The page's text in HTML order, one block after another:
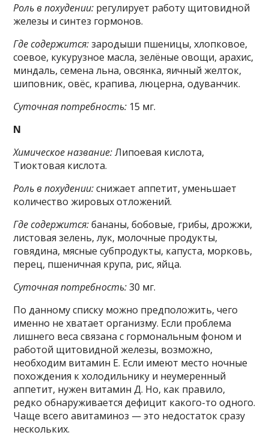
Роль в похудении: регулирует работу щитовидной
железы и синтез гормонов.
Где содержится:зародыши пшеницы, хлопковое,
соевое, кукурузное масла, зелёные овощи, арахис,
миндаль, семена льна, овсянка, яичный желток,
шиповник, овёс, крапива, люцерна, одуванчик.
Суточная потребность: 15 мг.
N
Химическое название:Липоевая кислота,
Тиоктовая кислота.
Роль в похудении:снижает аппетит, уменьшает
количество жировых отложений.
Где содержится:бананы, бобовые, грибы, дрожжи,
листовая зелень, лук, молочные продукты,
говядина, мясные субпродукты, капуста, морковь,
перец, пшеничная крупа, рис, яйца.
Суточная потребность:30 мг.
По данному списку можно предположить, чего
именно не хватает организму. Если проблема
лишнего веса связана с гормональным фоном и
работой щитовидной железы, возможно,
необходим витамин Е. Если имеют место ночные
похождения к холодильнику и неумеренный
аппетит, нужен витамин Д. Но, как правило,
редко обнаруживается дефицит какого-то одного.
Чаще всего авитаминоз — это недостаток сразу
нескольких.